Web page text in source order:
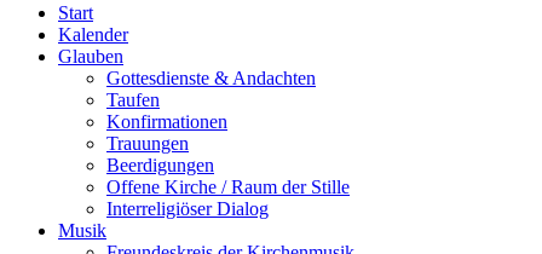
Start
Kalender
Glauben
Gottesdienste & Andachten
Taufen
Konfirmationen
Trauungen
Beerdigungen
Offene Kirche / Raum der Stille
Interreligiöser Dialog
Musik